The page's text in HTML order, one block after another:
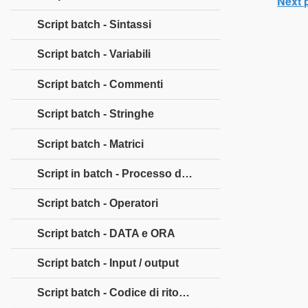
Script batch - Sintassi
Script batch - Variabili
Script batch - Commenti
Script batch - Stringhe
Script batch - Matrici
Script in batch - Processo decisionale
Script batch - Operatori
Script batch - DATA e ORA
Script batch - Input / output
Script batch - Codice di ritorno